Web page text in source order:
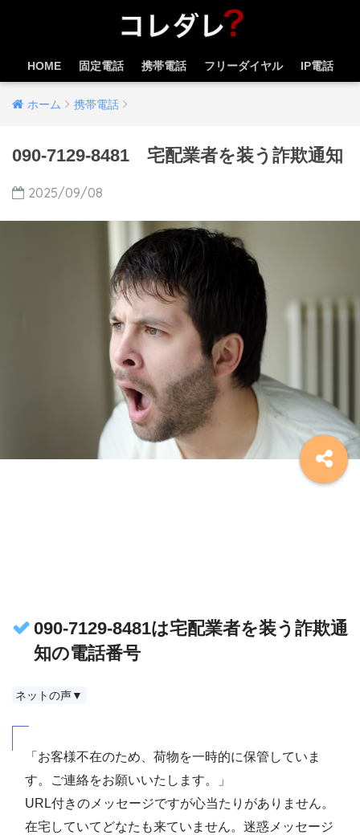
HOME 固定電話 携帯電話 フリーダイヤル IP電話
ホーム 携帯電話
090-7129-8481 宅配業者を装う詐欺通知
2025/09/08
090-7129-8481は宅配業者を装う詐欺通
知の電話番号
ネットの声▼
「お客様不在のため、荷物を一時的に保管していま
す。ご連絡をお願いいたします。」
URL付きのメッセージですが心当たりがありません。
在宅していてどなたも来ていません。迷惑メッセージ